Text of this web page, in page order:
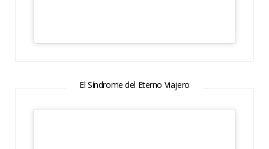
El Síndrome del Eterno Viajero